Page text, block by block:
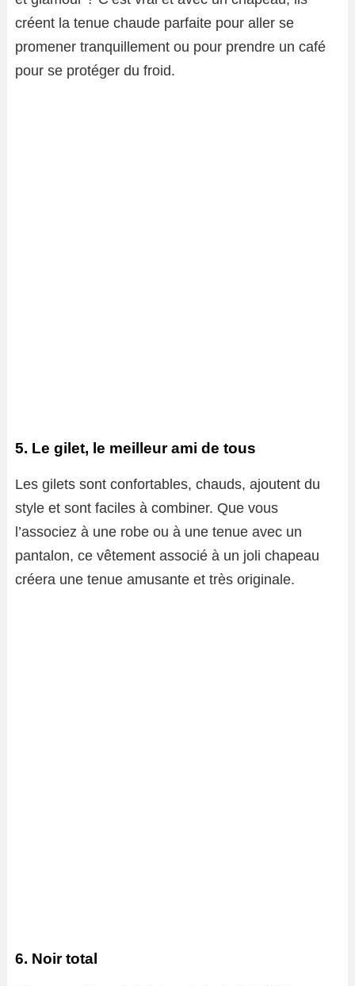
créent la tenue chaude parfaite pour aller se
promener tranquillement ou pour prendre un café
pour se protéger du froid.
5. Le gilet, le meilleur ami de tous
Les gilets sont confortables, chauds, ajoutent du
style et sont faciles à combiner. Que vous
l’associez à une robe ou à une tenue avec un
pantalon, ce vêtement associé à un joli chapeau
créera une tenue amusante et très originale.
6. Noir total